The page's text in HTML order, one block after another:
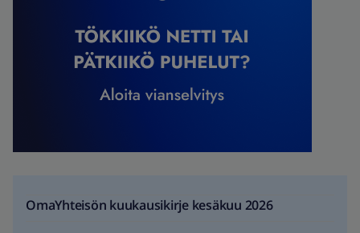
OmaYhteisön kuukausikirje kesäkuu 2026